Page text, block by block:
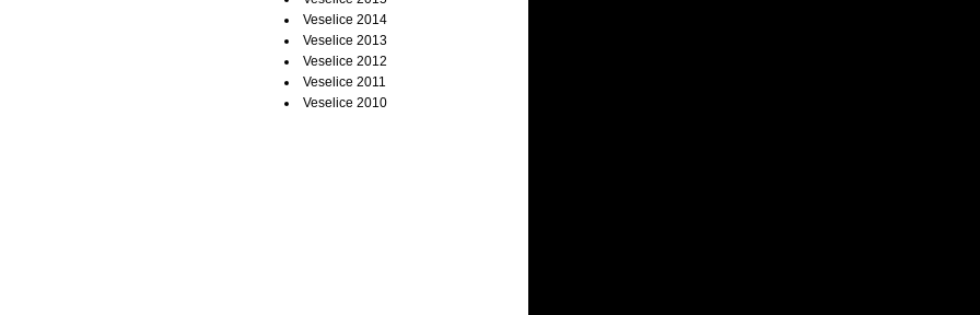
Veselice 2014
Veselice 2013
Veselice 2012
Veselice 2011
Veselice 2010